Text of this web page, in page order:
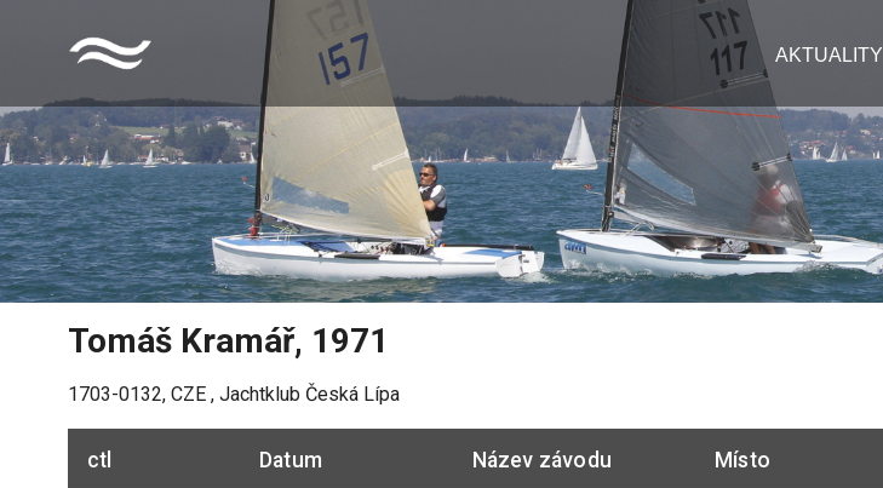
AKTUALITY
Tomáš Kramář, 1971
1703-0132, CZE , Jachtklub Česká Lípa
ctl Datum Název závodu Místo